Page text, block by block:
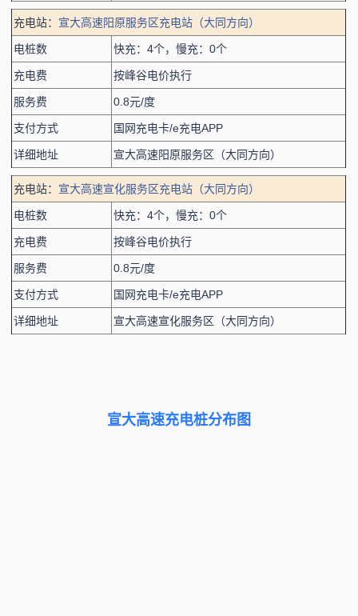
充电站： 宣大高速阳原服务区充电站（大同方向）
电桩数 快充：4个，慢充：0个
充电费 按峰谷电价执行
服务费 0.8元/度
支付方式 国网充电卡/e充电APP
详细地址 宣大高速阳原服务区（大同方向）
充电站： 宣大高速宣化服务区充电站（大同方向）
电桩数 快充：4个，慢充：0个
充电费 按峰谷电价执行
服务费 0.8元/度
支付方式 国网充电卡/e充电APP
详细地址 宣大高速宣化服务区（大同方向）
宣大高速充电桩分布图